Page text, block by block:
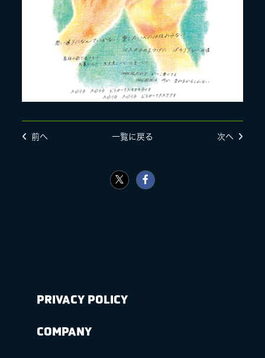
前へ 一覧に戻る 次へ
PRIVACY POLICY
COMPANY